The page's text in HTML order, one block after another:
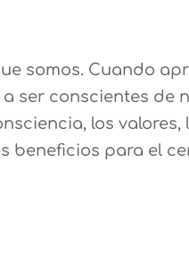
somos. Cuando
ser conscientes de
los
beneficios para el